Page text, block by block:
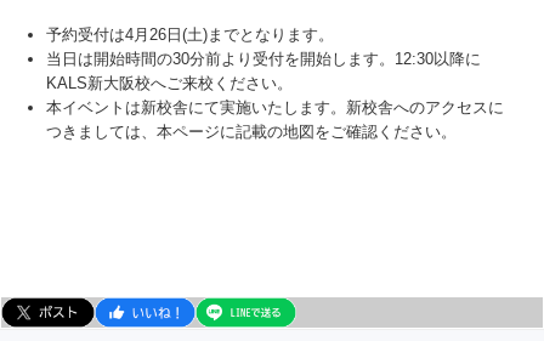
予約受付は4月26日(土)までとなります。
当日は開始時間の30分前より受付を開始します。12:30以降に
KALS新大阪校へご来校ください。
本イベントは新校舎にて実施いたします。新校舎へのアクセスに
つきましては、本ページに記載の地図をご確認ください。